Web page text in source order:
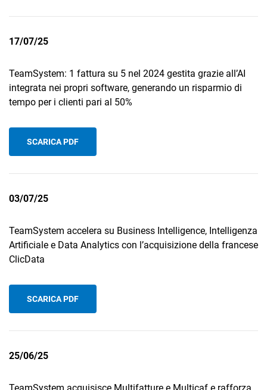
17/07/25
TeamSystem: 1 fattura su 5 nel 2024 gestita grazie all’AI
integrata nei propri software, generando un risparmio di
tempo per i clienti pari al 50%
SCARICA PDF
03/07/25
TeamSystem accelera su Business Intelligence, Intelligenza
Artificiale e Data Analytics con l’acquisizione della francese
ClicData
SCARICA PDF
25/06/25